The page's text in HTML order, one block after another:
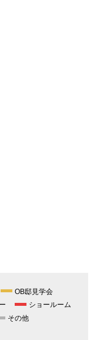
OB邸見学会
ショールーム
その他